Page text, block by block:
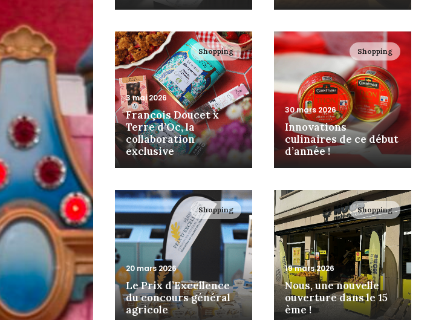
Shopping
3 mai 2026
François Doucet x
Terre d’Oc, la
collaboration
exclusive
Shopping
30 mars 2026
Innovations
culinaires de ce début
d’année !
Shopping
20 mars 2026
Le Prix d’Excellence
du concours général
agricole
Shopping
19 mars 2026
Nous, une nouvelle
ouverture dans le 15
ème !